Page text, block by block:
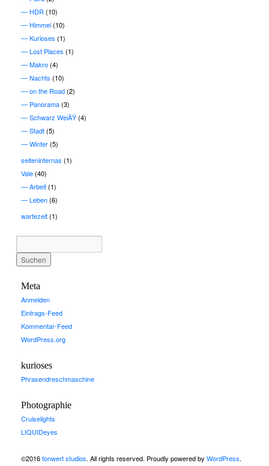
HDR (10)
Himmel(10)
Kurioses (1)
Lost Places (1)
Makro(4)
Nachts (10)
on the Road(2)
Panorama(3)
Schwarz WeiÃŸ(4)
Stadt(5)
Winter(5)
seiteninternas (1)
Vale(40)
Arbeit(1)
Leben(6)
wartezeit(1)
Meta
Anmelden
Eintrags-Feed
Kommentar-Feed
WordPress.org
kurioses
Phrasendreschmaschine
Photographie
Cruiselights
LIQUIDeyes
©2016tonwert studios. All rights reserved. Proudly powered by WordPress.